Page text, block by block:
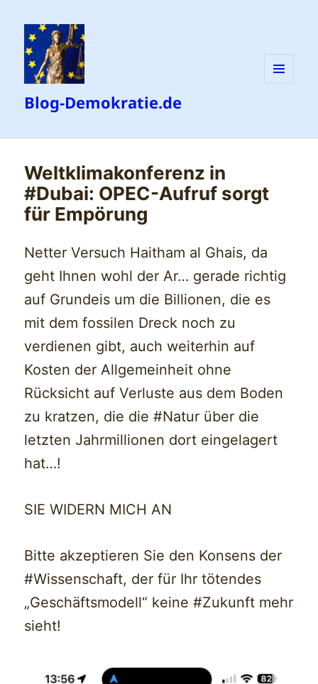
Blog-Demokratie.de
Weltklimakonferenz in
#Dubai: OPEC-Aufruf sorgt
für Empörung
Netter Versuch Haitham al Ghais, da
geht Ihnen wohl der Ar… gerade richtig
auf Grundeis um die Billionen, die es
mit dem fossilen Dreck noch zu
verdienen gibt, auch weiterhin auf
Kosten der Allgemeinheit ohne
Rücksicht auf Verluste aus dem Boden
zu kratzen, die die #Natur über die
letzten Jahrmillionen dort eingelagert
hat…!
SIE WIDERN MICH AN
Bitte akzeptieren Sie den Konsens der
#Wissenschaft, der für Ihr tötendes
„Geschäftsmodell“ keine #Zukunft mehr
sieht!